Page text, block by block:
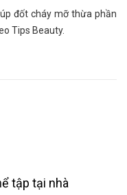
đốt cháy mỡ thừa phần
Tips Beauty.
tập tại nhà